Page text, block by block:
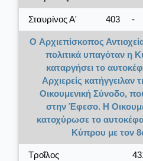
Σταυρίνος Α' 403 -
O Αρχιεπίσκοπος
πολιτικά υπαγόταν η
καταργήσει το
Αρχιερείς
Οικουμενική Σύνοδο,
στην Έφεσο. Η
κατοχύρωσε το
Κύπρου με τον
Τροΐλος